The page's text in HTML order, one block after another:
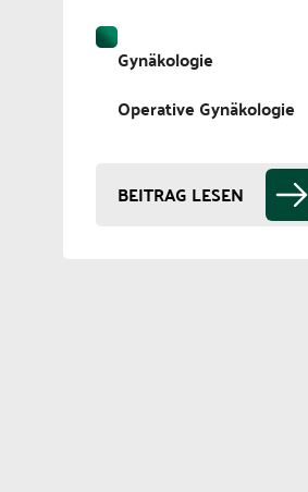
Gynäkologie
Operative Gynäkologie
BEITRAG LESEN